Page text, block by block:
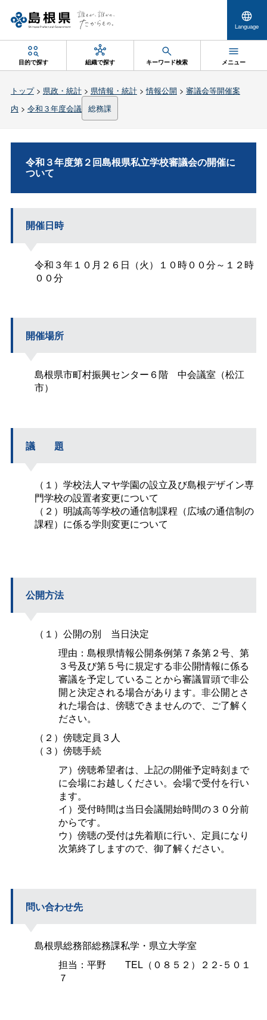
Language
目的で探す 組織で探す キーワード検索 メニュー
トップ> 県政・統計> 県情報・統計>情報公開 > 審議会等開催案
内 > 令和３年度会議 総務課
令和３年度第２回島根県私立学校審議会の開催に
ついて
開催日時
令和３年１０月２６日（火）１０時００分～１２時
００分
開催場所
島根県市町村振興センター６階 中会議室（松江
市）
議 題
（１）学校法人マヤ学園の設立及び島根デザイン専
門学校の設置者変更について
（２）明誠高等学校の通信制課程（広域の通信制の
課程）に係る学則変更について
公開方法
（１）公開の別 当日決定
理由：島根県情報公開条例第７条第２号、第
３号及び第５号に規定する非公開情報に係る
審議を予定していることから審議冒頭で非公
開と決定される場合があります。非公開とさ
れた場合は、傍聴できませんので、ご了解く
ださい。
（２）傍聴定員３人
（３）傍聴手続
ア）傍聴希望者は、上記の開催予定時刻まで
に会場にお越しください。会場で受付を行い
ます。
イ）受付時間は当日会議開始時間の３０分前
からです。
ウ）傍聴の受付は先着順に行い、定員になり
次第終了しますので、御了解ください。
問い合わせ先
島根県総務部総務課私学・県立大学室
担当：平野 TEL（０８５２）２２-５０１
７